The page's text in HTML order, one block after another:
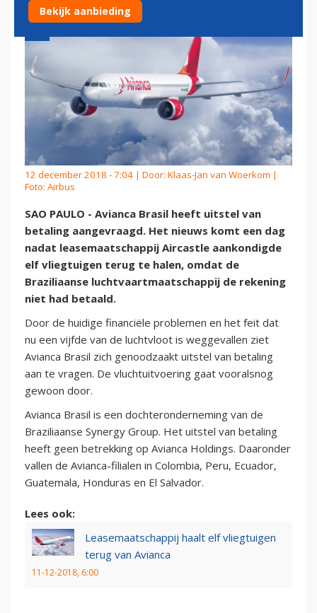
12 december 2018 - 7:04 | Door: Klaas-Jan van Woerkom |
Foto: Airbus
SAO PAULO - Avianca Brasil heeft uitstel van
betaling aangevraagd. Het nieuws komt een dag
nadat leasemaatschappij Aircastle aankondigde
elf vliegtuigen terug te halen, omdat de
Braziliaanse luchtvaartmaatschappij de rekening
niet had betaald.
Door de huidige financiële problemen en het feit dat
nu een vijfde van de luchtvloot is weggevallen ziet
Avianca Brasil zich genoodzaakt uitstel van betaling
aan te vragen. De vluchtuitvoering gaat vooralsnog
gewoon door.
Avianca Brasil is een dochteronderneming van de
Braziliaanse Synergy Group. Het uitstel van betaling
heeft geen betrekking op Avianca Holdings. Daaronder
vallen de Avianca-filialen in Colombia, Peru, Ecuador,
Guatemala, Honduras en El Salvador.
Lees ook:
Leasemaatschappij haalt elf vliegtuigen
terug van Avianca
11-12-2018, 6:00
Bekijk aanbieding